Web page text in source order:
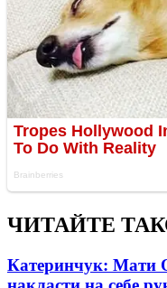
ЧИТАЙТЕ
Катеринчук: Мати